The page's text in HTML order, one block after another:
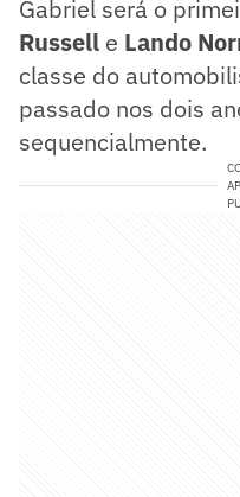
Gabriel será o
Russell e Lando
classe do
passado nos dois
sequencialmente.